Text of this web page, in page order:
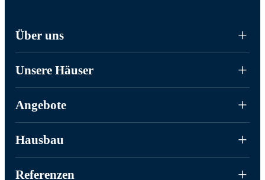
Über uns
Unsere Häuser
Angebote
Hausbau
Referenzen